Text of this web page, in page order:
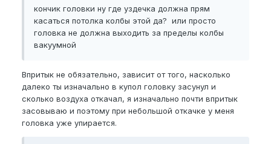
кончик головки ну где уздечка должна прям
касаться потолка колбы этой да? или просто
головка не должна выходить за пределы колбы
вакуумной
Впритык не обязательно, зависит от того, насколько
далеко ты изначально в купол головку засунул и
сколько воздуха откачал, я изначально почти впритык
засовываю и поэтому при небольшой откачке у меня
головка уже упирается.